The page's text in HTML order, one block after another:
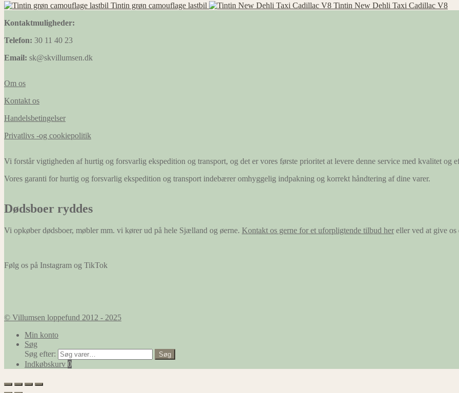
Tintin grøn camouflage lastbil
Tintin New Dehli Taxi Cadillac V8
Kontaktmuligheder:
Telefon: 30 11 40 23
Email: sk@skvillumsen.dk
Om os
Kontakt os
Handelsbetingelser
Privatlivs -og cookiepolitik
Vi forstår vigtigheden af hurtig og forsvarlig ekspedition og transport, og det er vores første prioritet at levere denne service med kvalitet og
Vores garanti for hurtig og forsvarlig ekspedition og transport indebærer omhyggelig indpakning og korrekt håndtering af dine varer.
Dødsboer ryddes
Vi opkøber dødsboer, møbler mm. vi kører ud på hele Sjælland og øerne. Kontakt os gerne for et uforpligtende tilbud her eller ved at give
Følg os på Instagram og TikTok
© Villumsen loppefund 2012 - 2025
Min konto
Søg
Søg efter:
Søg
Indkøbskurv 0
hvordan de
interagerer
hjemmesider
indsamle og
anonymt.
Præferencer
Præference
cookies gør
for en
at huske
den måde
hjemmesiden
opfører sig
sprog, eller
den region,
Marketing
Marketing
cookies
bruges til at
spore
besøgende
websites.